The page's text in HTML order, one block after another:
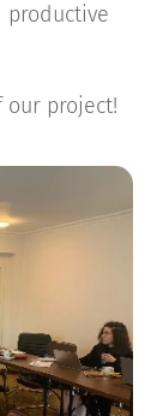
productive
our project!